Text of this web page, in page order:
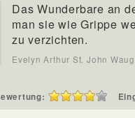
Das Wunderbare an
man sie wie Grippe
zu verzichten.
Evelyn Arthur St. John